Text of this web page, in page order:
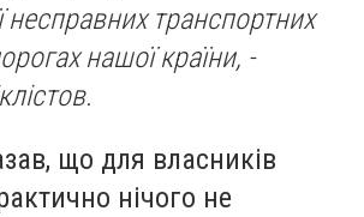
несправних транспортних
нашої країни, -
що для власників
нічого не